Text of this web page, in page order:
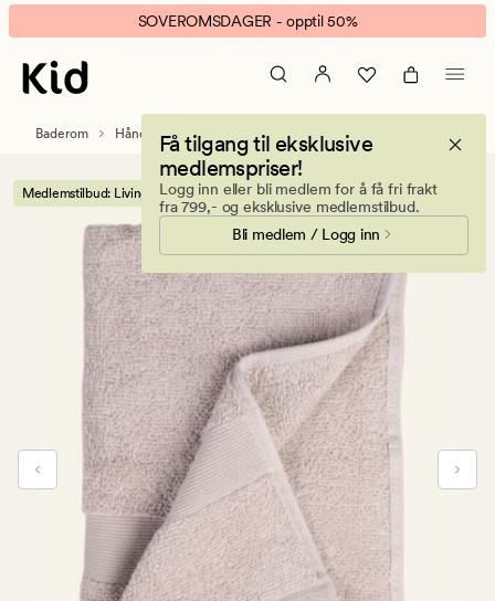
Living
håndkle
grå
banner.
Klikk
ESCAPE
pause.
SOVEROMSDAGER - opptil 50%
Få tilgang til eksklusive
medlemspriser!
Logg inn eller bli medlem for å få fri frakt
fra 799,- og eksklusive medlemstilbud.
Bli medlem / Logg inn
Baderom Håndklær og kluter
Medlemstilbud: Living håndkleserie 2 for 1